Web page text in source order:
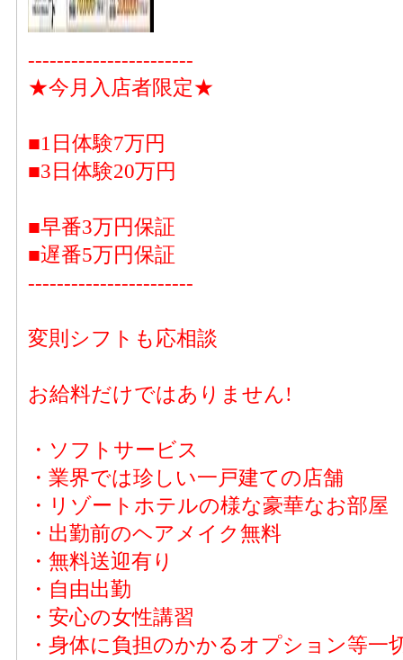
-----------------------
★今月入店者限定★
■1日体験7万円
■3日体験20万円
■早番3万円保証
■遅番5万円保証
-----------------------
変則シフトも応相談
お給料だけではありません!
・ソフトサービス
・業界では珍しい一戸建ての店舗
・リゾートホテルの様な豪華なお部屋
・出勤前のヘアメイク無料
・無料送迎有り
・自由出勤
・安心の女性講習
・身体に負担のかかるオプション等一